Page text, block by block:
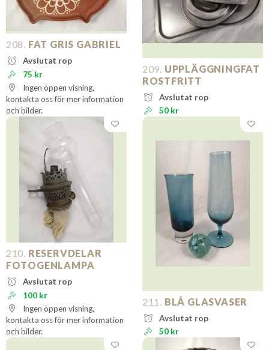
208. FAT GRIS GABRIEL
Avslutat rop
75 kr
Ingen öppen visning,
kontakta oss för mer information
och bilder.
209. UPPLÄGGNINGFAT
ROSTFRITT
Avslutat rop
50 kr
210. RESERVDELAR
FOTOGENLAMPA
Avslutat rop
100 kr
Ingen öppen visning,
kontakta oss för mer information
och bilder.
211. BLÅ GLASVASER
Avslutat rop
50 kr